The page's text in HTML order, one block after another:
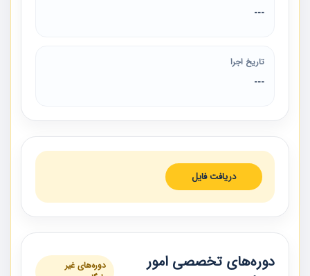
---
تاریخ اجرا
---
دریافت فایل
دوره‌های تخصصی امور
دوره‌های غیر